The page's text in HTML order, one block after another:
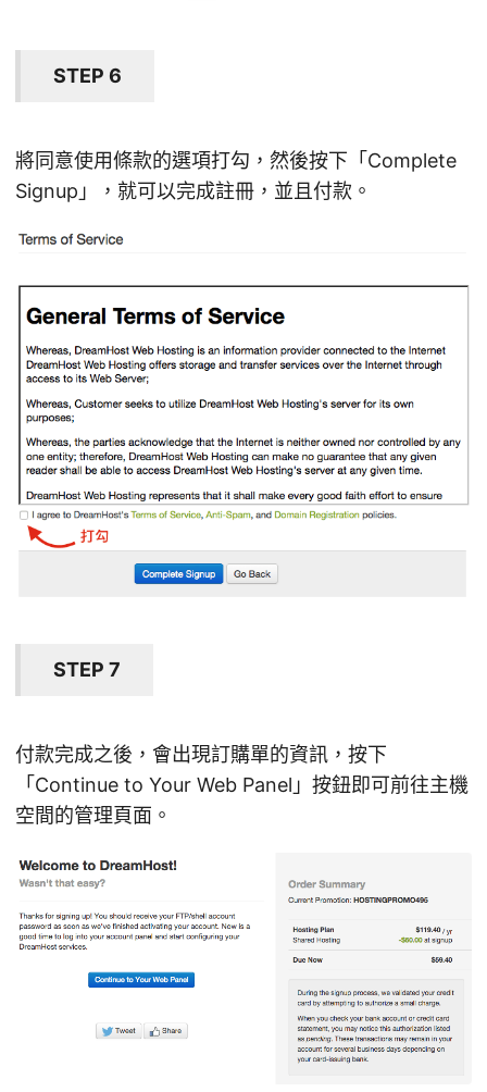
STEP 6
將同意使用條款的選項打勾，然後按下「Complete
Signup」，就可以完成註冊，並且付款。
STEP 7
付款完成之後，會出現訂購單的資訊，按下
「Continue to Your Web Panel」按鈕即可前往主機
空間的管理頁面。